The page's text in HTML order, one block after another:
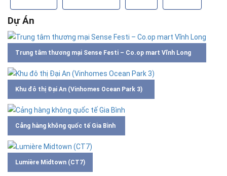
Dự Án
Trung tâm thương mại Sense Festi – Co.op mart Vĩnh Long
Khu đô thị Đại An (Vinhomes Ocean Park 3)
Cảng hàng không quốc tế Gia Bình
Lumière Midtown (CT7)